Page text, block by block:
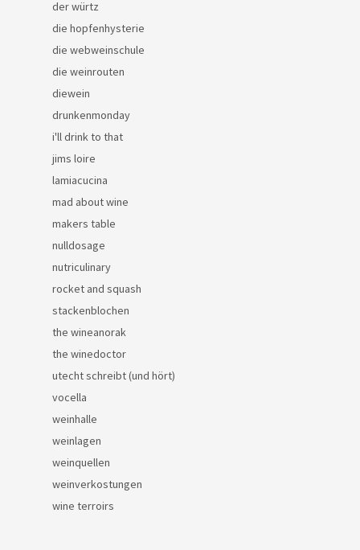
der würtz
die hopfenhysterie
die webweinschule
die weinrouten
diewein
drunkenmonday
i'll drink to that
jims loire
lamiacucina
mad about wine
makers table
nulldosage
nutriculinary
rocket and squash
stackenblochen
the wineanorak
the winedoctor
utecht schreibt (und hört)
vocella
weinhalle
weinlagen
weinquellen
weinverkostungen
wine terroirs